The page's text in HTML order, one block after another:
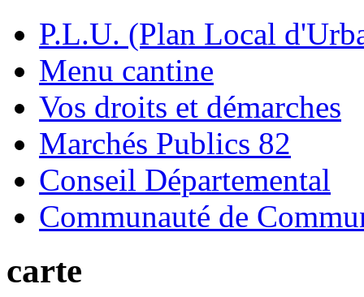
P.L.U. (Plan Local
Menu cantine
Vos droits et démarches
Marchés Publics 82
Conseil Départemental
Communauté de
carte